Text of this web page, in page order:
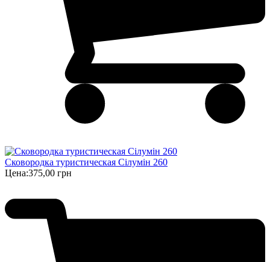
Сковородка туристическая Сілумін 260
Цена:375,00 грн